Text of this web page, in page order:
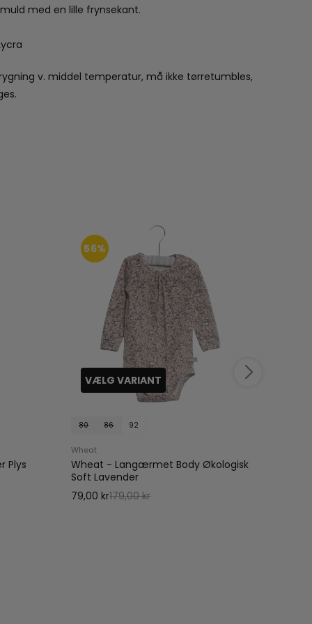
med en lille frynsekant.
v. middel temperatur, må ikke tørretumbles,
Plys
56%
VÆLG VARIANT
80 86 92
Wheat
Wheat - Langærmet Body Økologisk
Soft Lavender
79,00 kr179,00 kr